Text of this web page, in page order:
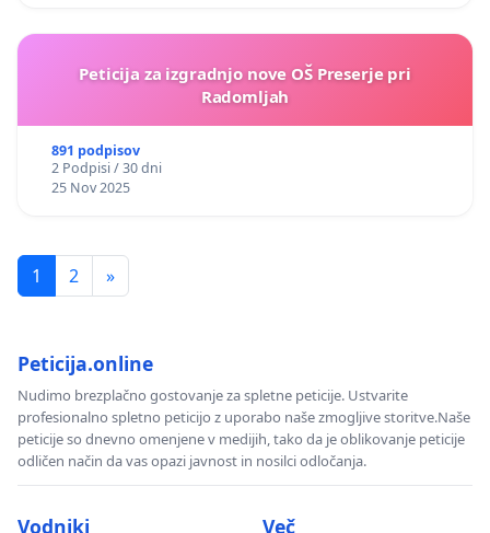
Peticija za izgradnjo nove OŠ Preserje pri
Radomljah
891 podpisov
2 Podpisi / 30 dni
25 Nov 2025
1 2 »
Peticija.online
Nudimo brezplačno gostovanje za spletne peticije. Ustvarite
profesionalno spletno peticijo z uporabo naše zmogljive storitve.Naše
peticije so dnevno omenjene v medijih, tako da je oblikovanje peticije
odličen način da vas opazi javnost in nosilci odločanja.
Vodniki Več